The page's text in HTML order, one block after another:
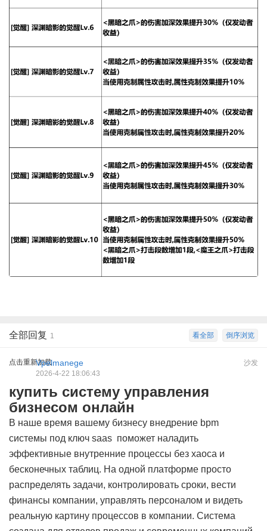
倒序浏览
看全部
全部回复 1
点击重新加载 沙发
Vpelmanege
2026-4-22 18:06:43
купить систему управления
бизнесом онлайн
В наше время вашему бизнесу внедрение bpm
системы под ключ saas поможет наладить
эффективные внутренние процессы без хаоса и
бесконечных таблиц. На одной платформе просто
распределять задачи, контролировать сроки, вести
финансы компании, управлять персоналом и видеть
реальную картину процессов в компании. Система